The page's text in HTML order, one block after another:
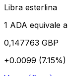
Libra esterlina
1 ADA equivale a
0,147763 GBP
+0.0099 (7.15%)